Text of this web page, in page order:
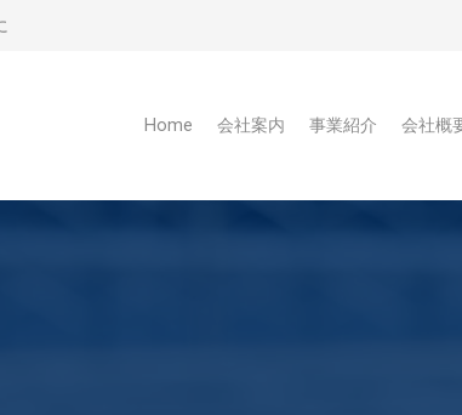
Home 会社案内 事業紹介 会社概